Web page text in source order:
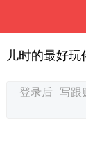
儿时的最好玩